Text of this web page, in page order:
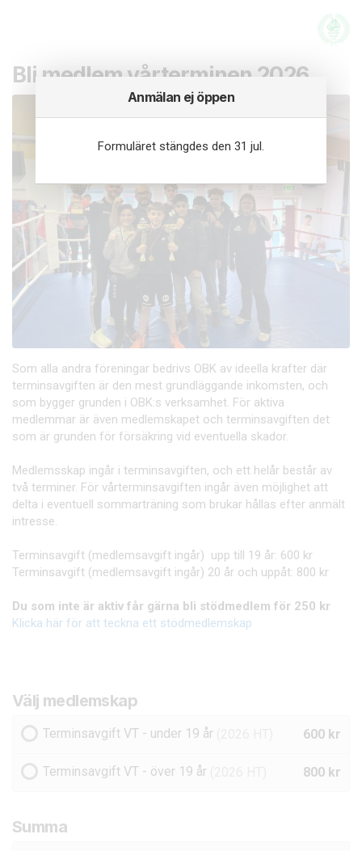
Anmälan ej öppen
Formuläret stängdes den 31 jul.
Bli medlem vårterminen 2026
Som alla andra föreningar bedrivs OBK av ideella krafter där
terminsavgiften är den mest grundläggande inkomsten, och
som bygger grunden i OBK:s verksamhet. För aktiva
medlemmar är även medlemskapet och terminsavgiften det
som är grunden för försäkring vid eventuella skador.
Medlemsskap ingår i terminsavgiften, och ett helår består av
två terminer. För vårterminsavgiften ingår även möjlighet att
delta i eventuell sommarträning som brukar hållas efter anmält
intresse.
Terminsavgift (medlemsavgift ingår) upp till 19 år: 600 kr
Terminsavgift (medlemsavgift ingår) 20 år och uppåt: 800 kr
Du som inte är aktiv får gärna bli stödmedlem för 250 kr
Klicka här för att teckna ett stödmedlemskap
Välj medlemskap
Terminsavgift VT - under 19 år 600 kr
Terminsavgift VT - över 19 år 800 kr
Summa